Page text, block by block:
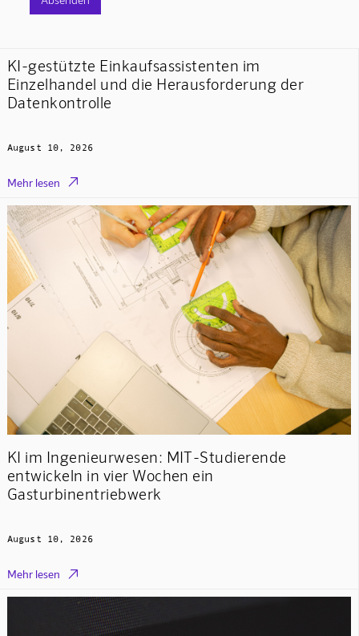
KI-gestützte Einkaufsassistenten im
Einzelhandel und die Herausforderung der
Datenkontrolle
August 10, 2026
Mehr lesen 
KI im Ingenieurwesen: MIT-Studierende
entwickeln in vier Wochen ein
Gasturbinentriebwerk
August 10, 2026
Mehr lesen 